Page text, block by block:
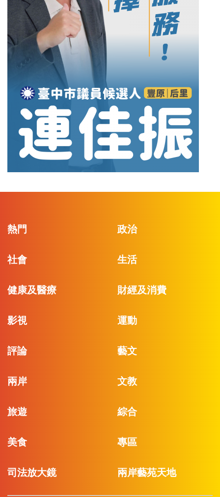
熱門 政治
社會 生活
健康及醫療 財經及消費
影視 運動
評論 藝文
兩岸 文教
旅遊 綜合
美食 專區
司法放大鏡 兩岸藝苑天地